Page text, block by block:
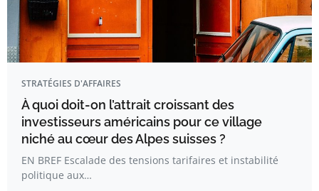
STRATÉGIES D'AFFAIRES
À quoi doit-on l’attrait croissant des
investisseurs américains pour ce village
niché au cœur des Alpes suisses ?
EN BREF Escalade des tensions tarifaires et instabilité
politique aux…